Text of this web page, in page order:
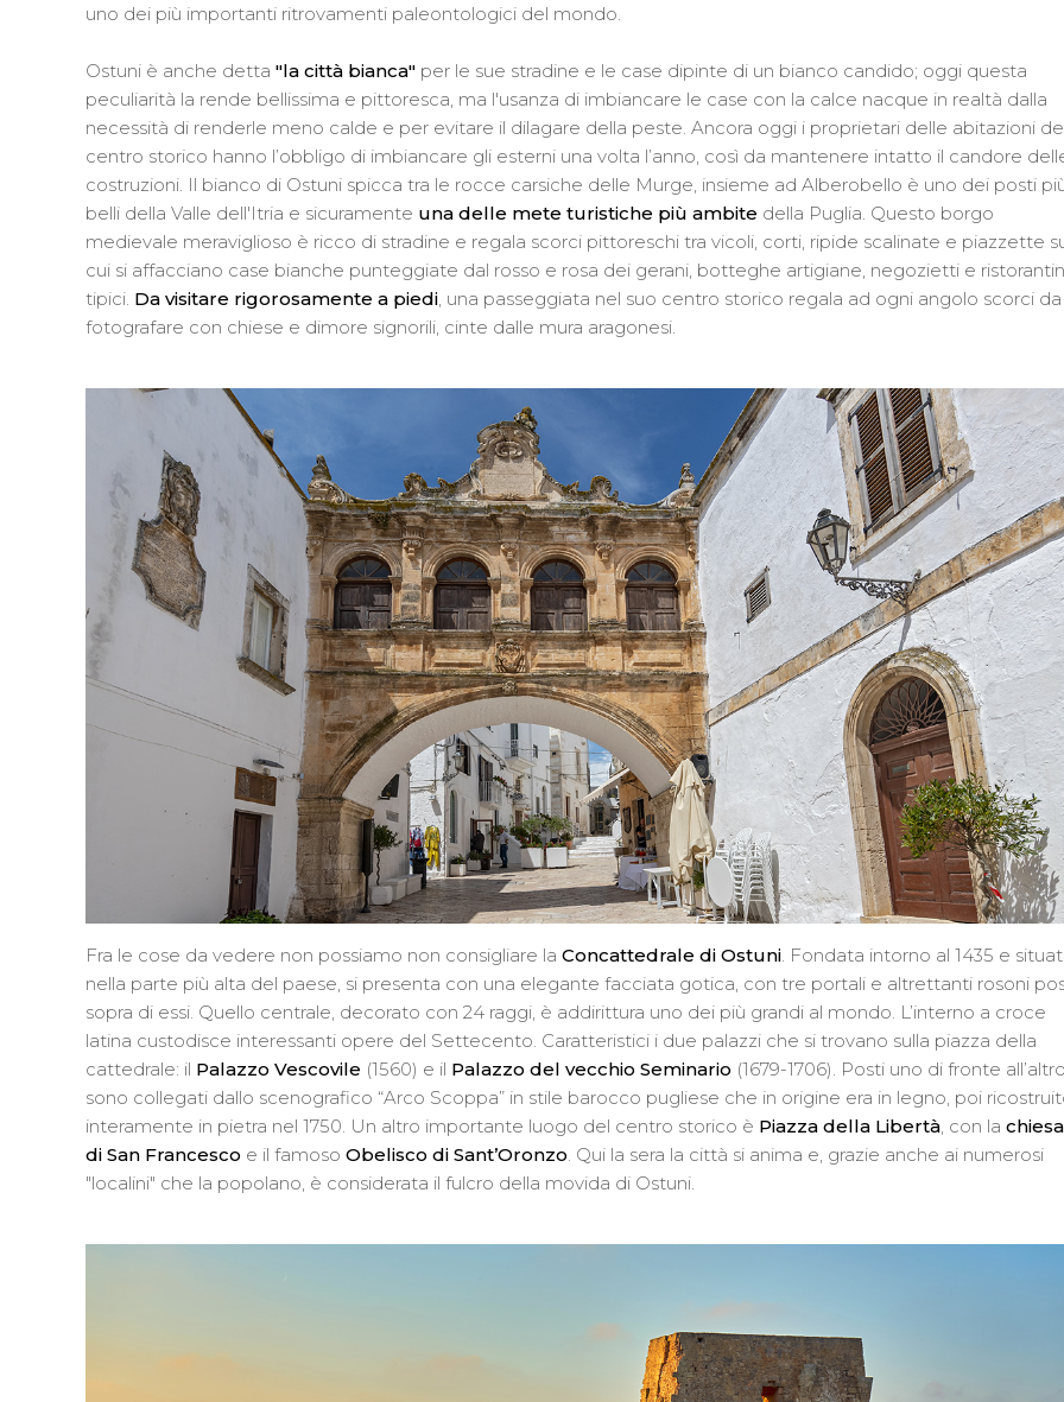
uno dei più importanti ritrovamenti paleontologici del mondo.
Ostuni è anche detta "la città bianca" per le sue stradine e le case dipinte di un bianco candido; oggi questa
peculiarità la rende bellissima e pittoresca, ma l'usanza di imbiancare le case con la calce nacque in realtà dalla
necessità di renderle meno calde e per evitare il dilagare della peste. Ancora oggi i proprietari delle abitazioni
centro storico hanno l’obbligo di imbiancare gli esterni una volta l’anno, così da mantenere intatto il candore
costruzioni. Il bianco di Ostuni spicca tra le rocce carsiche delle Murge, insieme ad Alberobello è uno dei posti
belli della Valle dell'Itria e sicuramente una delle mete turistiche più ambite della Puglia. Questo borgo
medievale meraviglioso è ricco di stradine e regala scorci pittoreschi tra vicoli, corti, ripide scalinate e piazzette
cui si affacciano case bianche punteggiate dal rosso e rosa dei gerani, botteghe artigiane, negozietti e
tipici. Da visitare rigorosamente a piedi , una passeggiata nel suo centro storico regala ad ogni angolo scorci da
fotografare con chiese e dimore signorili, cinte dalle mura aragonesi.
Fra le cose da vedere non possiamo non consigliare la Concattedrale di Ostuni. Fondata intorno al 1435 e
nella parte più alta del paese, si presenta con una elegante facciata gotica, con tre portali e altrettanti rosoni
sopra di essi. Quello centrale, decorato con 24 raggi, è addirittura uno dei più grandi al mondo. L’interno a croce
latina custodisce interessanti opere del Settecento. Caratteristici i due palazzi che si trovano sulla piazza della
cattedrale: il Palazzo Vescovile (1560) e il Palazzo del vecchio Seminario (1679-1706). Posti uno di fronte
sono collegati dallo scenografico “Arco Scoppa” in stile barocco pugliese che in origine era in legno, poi
interamente in pietra nel 1750. Un altro importante luogo del centro storico è Piazza della Libertà, con la chiesa
di San Francesco e il famoso Obelisco di Sant’Oronzo. Qui la sera la città si anima e, grazie anche ai numerosi
"localini" che la popolano, è considerata il fulcro della movida di Ostuni.